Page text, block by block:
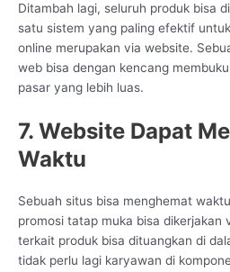
Ditambah lagi, seluruh produk bisa
satu sistem yang paling efektif
online merupakan via website.
web bisa dengan kencang
pasar yang lebih luas.
7. Website Dapat
Waktu
Sebuah situs bisa menghemat
promosi tatap muka bisa dikerjakan
terkait produk bisa dituangkan di
tidak perlu lagi karyawan di